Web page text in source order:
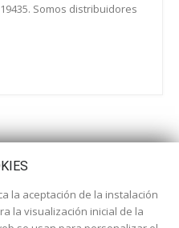
Somos distribuidores
la aceptación de la instalación
la visualización inicial de la